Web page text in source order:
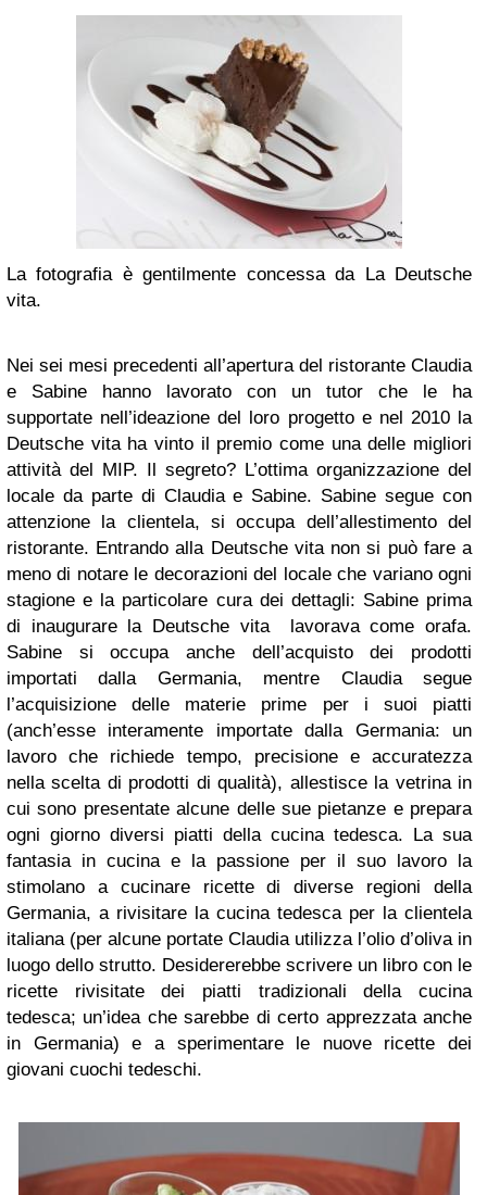
La fotografia è gentilmente concessa da La Deutsche
vita.
Nei sei mesi precedenti all’apertura del ristorante Claudia
e Sabine hanno lavorato con un tutor che le ha
supportate nell’ideazione del loro progetto e nel 2010 la
Deutsche vita ha vinto il premio come una delle migliori
attività del MIP. Il segreto? L’ottima organizzazione del
locale da parte di Claudia e Sabine. Sabine segue con
attenzione la clientela, si occupa dell’allestimento del
ristorante. Entrando alla Deutsche vita non si può fare a
meno di notare le decorazioni del locale che variano ogni
stagione e la particolare cura dei dettagli: Sabine prima
di inaugurare la Deutsche vita lavorava come orafa.
Sabine si occupa anche dell’acquisto dei prodotti
importati dalla Germania, mentre Claudia segue
l’acquisizione delle materie prime per i suoi piatti
(anch’esse interamente importate dalla Germania: un
lavoro che richiede tempo, precisione e accuratezza
nella scelta di prodotti di qualità), allestisce la vetrina in
cui sono presentate alcune delle sue pietanze e prepara
ogni giorno diversi piatti della cucina tedesca. La sua
fantasia in cucina e la passione per il suo lavoro la
stimolano a cucinare ricette di diverse regioni della
Germania, a rivisitare la cucina tedesca per la clientela
italiana (per alcune portate Claudia utilizza l’olio d’oliva in
luogo dello strutto. Desidererebbe scrivere un libro con le
ricette rivisitate dei piatti tradizionali della cucina
tedesca; un’idea che sarebbe di certo apprezzata anche
in Germania) e a sperimentare le nuove ricette dei
giovani cuochi tedeschi.